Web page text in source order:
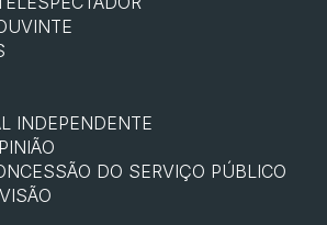
INDEPENDENTE
DO SERVIÇO PÚBLICO